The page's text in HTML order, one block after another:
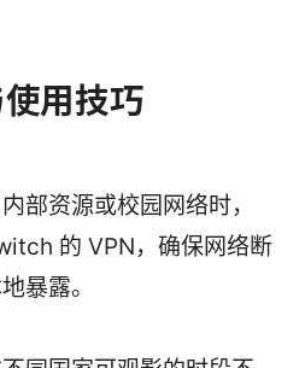
用技巧
部资源或校园网络时，
的 VPN，确保网络断
暴露。